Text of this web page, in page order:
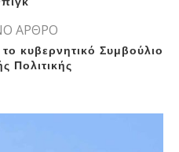
ΑΡΘΡΟ
κυβερνητικό Συμβούλιο
Πολιτικής